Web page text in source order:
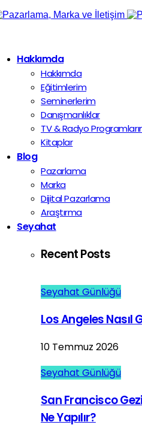
Hakkımda
Hakkımda
Eğitimlerim
Seminerlerim
Danışmanlıklar
TV & Radyo
Kitaplar
Blog
Pazarlama
Marka
Dijital Pazarlama
Araştırma
Seyahat
Recent Posts
Seyahat Günlüğü
Los Angeles Nasıl
10 Temmuz 2026
Seyahat Günlüğü
San Francisco
Ne Yapılır?